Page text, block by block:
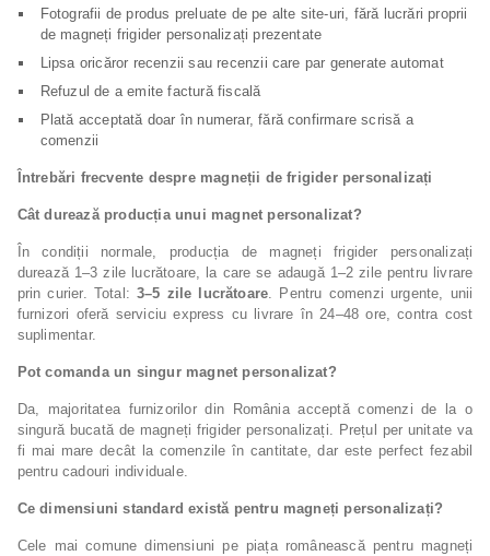
Fotografii de produs preluate de pe alte site-uri, fără lucrări proprii
de magneți frigider personalizați prezentate
Lipsa oricăror recenzii sau recenzii care par generate automat
Refuzul de a emite factură fiscală
Plată acceptată doar în numerar, fără confirmare scrisă a
comenzii
Întrebări frecvente despre magneții de frigider personalizați
Cât durează producția unui magnet personalizat?
În condiții normale, producția de magneți frigider personalizați
durează 1–3 zile lucrătoare, la care se adaugă 1–2 zile pentru livrare
prin curier. Total: 3–5 zile lucrătoare. Pentru comenzi urgente, unii
furnizori oferă serviciu express cu livrare în 24–48 ore, contra cost
suplimentar.
Pot comanda un singur magnet personalizat?
Da, majoritatea furnizorilor din România acceptă comenzi de la o
singură bucată de magneți frigider personalizați. Prețul per unitate va
fi mai mare decât la comenzile în cantitate, dar este perfect fezabil
pentru cadouri individuale.
Ce dimensiuni standard există pentru magneți personalizați?
Cele mai comune dimensiuni pe piața românească pentru magneți